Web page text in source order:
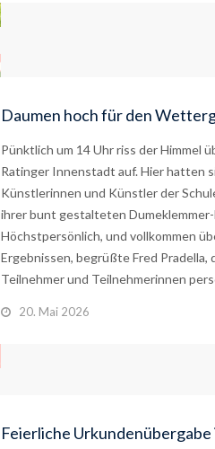
Daumen hoch für den
Pünktlich um 14 Uhr riss der Himmel
Ratinger Innenstadt auf. Hier hatten
Künstlerinnen und Künstler der
ihrer bunt gestalteten
Höchstpersönlich, und vollkommen
Ergebnissen, begrüßte Fred
Teilnehmer und Teilnehmerinnen
20. Mai 2026
Feierliche Urkundenübergabe